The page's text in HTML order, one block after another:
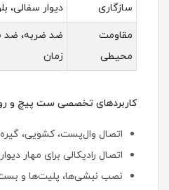
سازگاری دیوار سفالی،
مقاومت
محیطی
ضد ضربه، ضد
زمان
کاربردهای تخصصی ست پیچ و
اتصال وال‌پست، کشویی،
اتصال رادیکالی برای مهار
نصب نبشی‌ها، پلیت‌ها و